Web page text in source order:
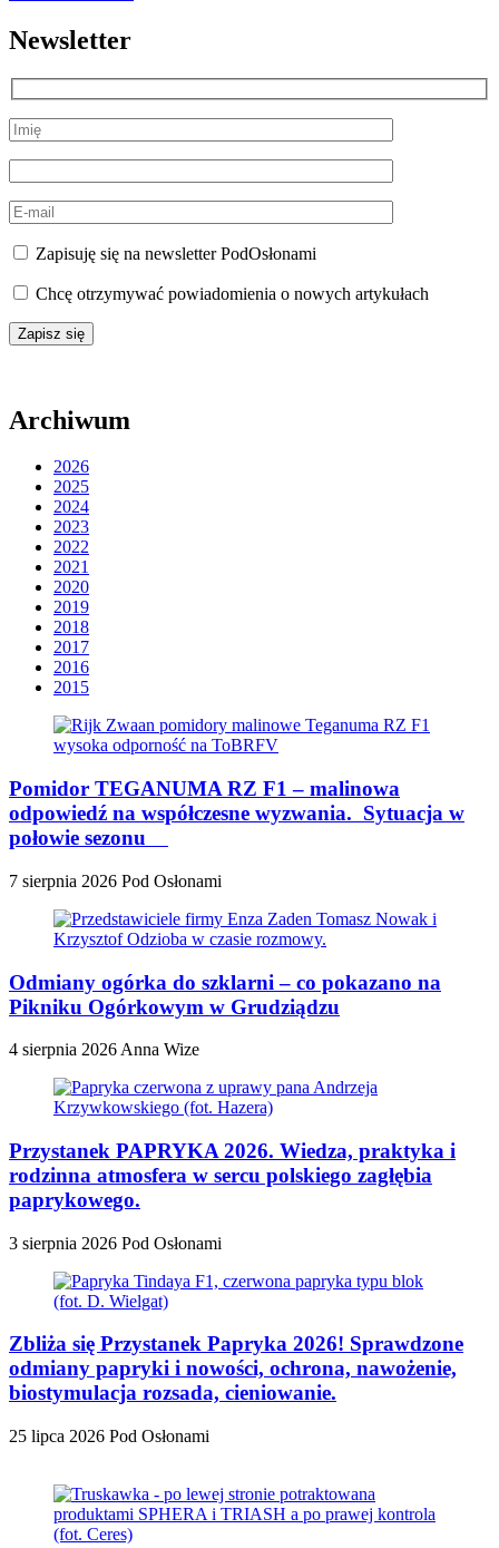
Newsletter
Zapisuję się na newsletter PodOsłonami
Chcę otrzymywać powiadomienia o nowych artykułach
Archiwum
2026
2025
2024
2023
2022
2021
2020
2019
2018
2017
2016
2015
Pomidor TEGANUMA RZ F1 – malinowa
odpowiedź na współczesne wyzwania. Sytuacja w
połowie sezonu
7 sierpnia 2026 Pod Osłonami
Odmiany ogórka do szklarni – co pokazano na
Pikniku Ogórkowym w Grudziądzu
4 sierpnia 2026 Anna Wize
Przystanek PAPRYKA 2026. Wiedza, praktyka i
rodzinna atmosfera w sercu polskiego zagłębia
paprykowego.
3 sierpnia 2026 Pod Osłonami
Zbliża się Przystanek Papryka 2026! Sprawdzone
odmiany papryki i nowości, ochrona, nawożenie,
biostymulacja rozsada, cieniowanie.
25 lipca 2026 Pod Osłonami